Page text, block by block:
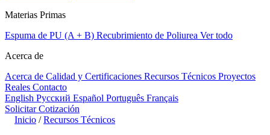
Materias Primas
Espuma de PU (A + B) Recubrimiento de Poliurea Ver todo
Acerca de
Acerca de Calidad y Certificaciones Recursos Técnicos Proyectos
Reales Contacto
English Русский Español Português Français
Solicitar Cotización
Inicio / Recursos Técnicos